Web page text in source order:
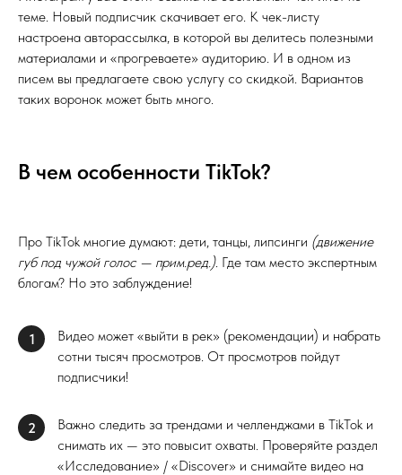
теме. Новый подписчик скачивает его. К чек-листу
настроена авторассылка, в которой вы делитесь полезными
материалами и «прогреваете» аудиторию. И в одном из
писем вы предлагаете свою услугу со скидкой. Вариантов
таких воронок может быть много.
В чем особенности TikTok?
Про TikTok многие думают: дети, танцы, липсинги (движение
губ под чужой голос — прим.ред.). Где там место экспертным
блогам? Но это заблуждение!
1
Видео может «выйти в рек» (рекомендации) и набрать
сотни тысяч просмотров. От просмотров пойдут
подписчики!
2
Важно следить за трендами и челленджами в TikTok и
снимать их — это повысит охваты. Проверяйте раздел
«Исследование» / «Discover» и снимайте видео на